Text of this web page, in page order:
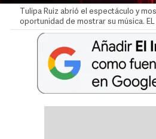
Tulipa Ruiz abrió el espectáculo y
oportunidad de mostrar su música. EL